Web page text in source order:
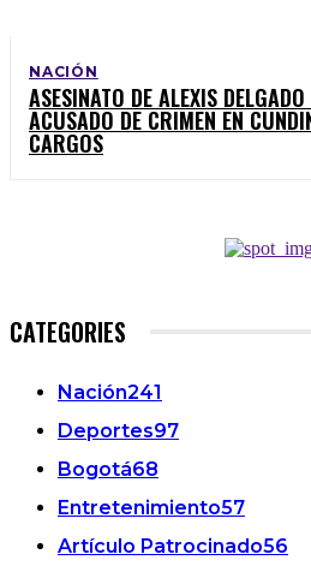
NACIÓN
ASESINATO DE ALEXIS
ACUSADO DE CRIMEN EN
CARGOS
CATEGORIES
Nación241
Deportes97
Bogotá68
Entretenimiento57
Artículo Patrocinado56